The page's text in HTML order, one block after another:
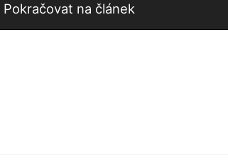
Pokračovat na článek